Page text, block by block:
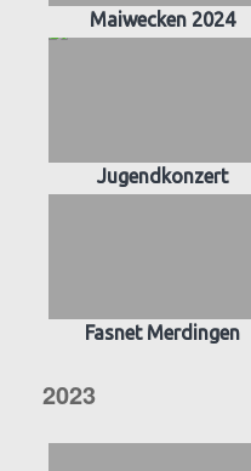
Maiwecken 2024
Jugendkonzert
Fasnet Merdingen
2023